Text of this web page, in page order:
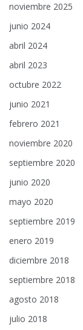
noviembre 2025
junio 2024
abril 2024
abril 2023
octubre 2022
junio 2021
febrero 2021
noviembre 2020
septiembre 2020
junio 2020
mayo 2020
septiembre 2019
enero 2019
diciembre 2018
septiembre 2018
agosto 2018
julio 2018